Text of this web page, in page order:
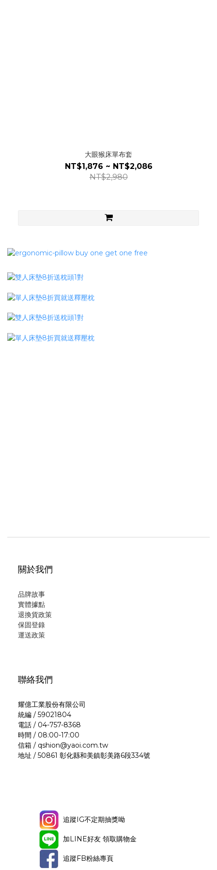
大眼猴床單布套
NT$1,876 ~ NT$2,086
NT$2,980
關於我們
品牌故事
實體據點
退換貨政策
保固登錄
運送政策
聯絡我們
耀億工業股份有限公司
統編 / 59021804
電話 / 04-757-8368
時間 / 08:00-17:00
信箱 / qshion@yaoi.com.tw
地址 / 50861 彰化縣和美鎮彰美路6段334號
追蹤IG不定期抽獎呦
加LINE好友 領取購物金
追蹤FB粉絲專頁